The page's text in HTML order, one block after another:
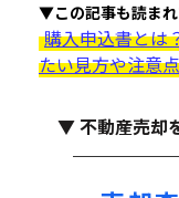
▼この記事も読ま
購入申込書とは
たい見方や注意
▼ 不動産売却